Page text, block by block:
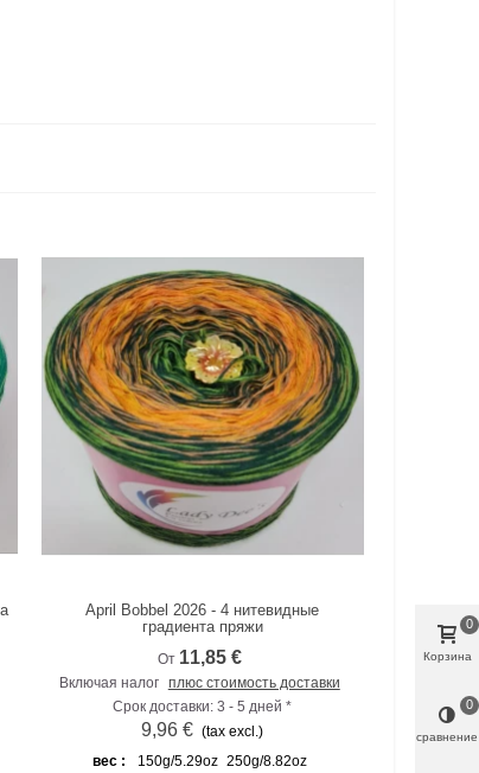
К сравнению
April Bobbel 2026 - 4 нитевидные
градиента пряжи
От 11,85 €
Включая налог плюс стоимость доставки
Срок доставки: 3 - 5 дней *
9,96 € (tax excl.)
вес :
150g/5.29oz 250g/8.82oz
Корзина
0
сравнение
0